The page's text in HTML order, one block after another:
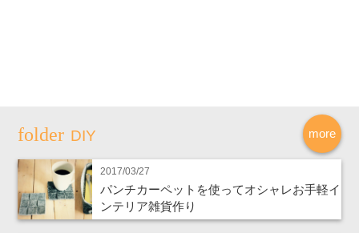
more
DIY
2017/03/27
パンチカーペットを使ってオシャレお手軽イ
ンテリア雑貨作り